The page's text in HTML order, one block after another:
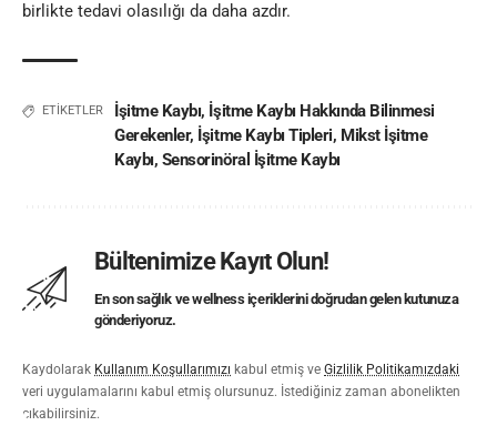
birlikte tedavi olasılığı da daha azdır.
ETİKETLER İşitme Kaybı, İşitme Kaybı Hakkında Bilinmesi
Gerekenler, İşitme Kaybı Tipleri, Mikst İşitme
Kaybı, Sensorinöral İşitme Kaybı
Bültenimize Kayıt Olun!
En son sağlık ve wellness içeriklerini doğrudan gelen kutunuza
gönderiyoruz.
Kaydolarak Kullanım Koşullarımızı kabul etmiş ve Gizlilik Politikamızdaki
veri uygulamalarını kabul etmiş olursunuz. İstediğiniz zaman abonelikten
çıkabilirsiniz.